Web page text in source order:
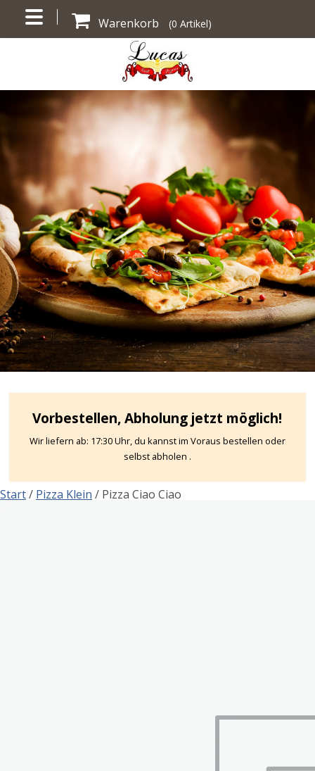
Warenkorb (0 Artikel)
Vorbestellen, Abholung jetzt möglich!
Wir liefern ab: 17:30 Uhr, du kannst im Voraus bestellen oder
selbst abholen .
Start/ Pizza Klein / Pizza Ciao Ciao